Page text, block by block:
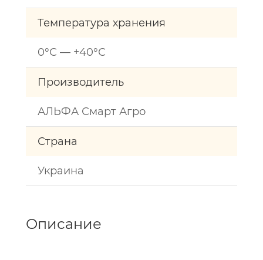
Температура хранения
0°С — +40°С
Производитель
АЛЬФА Смарт Агро
Страна
Украина
Описание